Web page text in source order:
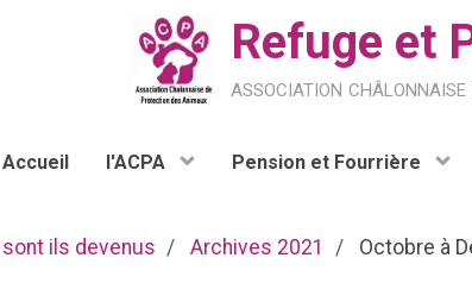
Refuge et
association châlonnaise
Accueil l'ACPA Pension et Fourrière
sont ils devenus Archives 2021 Octobre à